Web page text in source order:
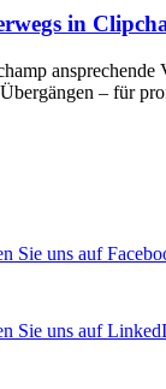
in
ansprechende
– für
Sie uns auf
Sie uns auf